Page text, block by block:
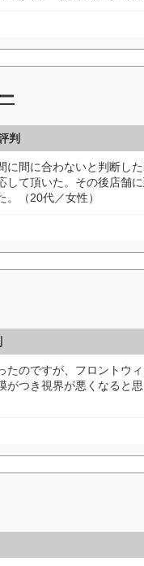
判
に間に合わないと判断し
して頂いた。その後店舗
。（20代／女性）
たのですが、フロントウ
がつき視界が悪くなると